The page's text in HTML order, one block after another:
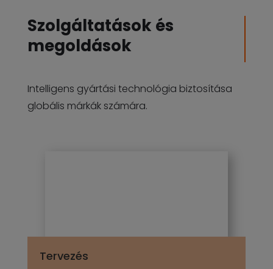
Szolgáltatások és
megoldások
Intelligens gyártási technológia biztosítása
globális márkák számára.
Tervezés